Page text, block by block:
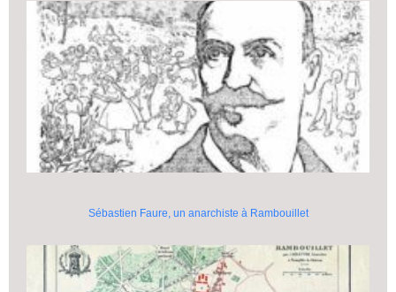
Sébastien Faure, un anarchiste à Rambouillet